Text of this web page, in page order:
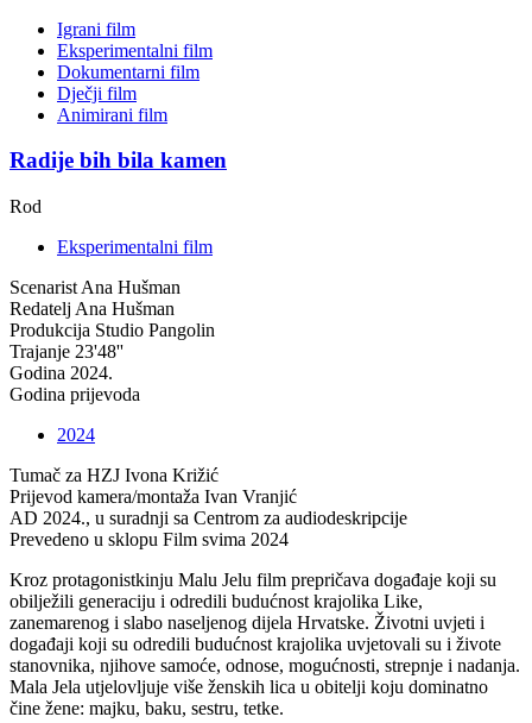
Igrani film
Eksperimentalni film
Dokumentarni film
Dječji film
Animirani film
Radije bih bila kamen
Rod
Eksperimentalni film
Scenarist Ana Hušman
Redatelj Ana Hušman
Produkcija Studio Pangolin
Trajanje 23'48''
Godina 2024.
Godina prijevoda
2024
Tumač za HZJ Ivona Križić
Prijevod kamera/montaža Ivan Vranjić
AD 2024., u suradnji sa Centrom za audiodeskripcije
Prevedeno u sklopu Film svima 2024
Kroz protagonistkinju Malu Jelu film prepričava događaje koji su
obilježili generaciju i odredili budućnost krajolika Like,
zanemarenog i slabo naseljenog dijela Hrvatske. Životni uvjeti i
događaji koji su odredili budućnost krajolika uvjetovali su i živote
stanovnika, njihove samoće, odnose, mogućnosti, strepnje i nadanja.
Mala Jela utjelovljuje više ženskih lica u obitelji koju dominatno
čine žene: majku, baku, sestru, tetke.